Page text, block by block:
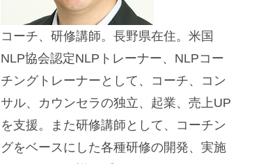
コーチ、研修講師。長野県在住。米国
NLP協会認定NLPトレーナー、NLPコー
チングトレーナーとして、コーチ、コン
サル、カウンセラの独立、起業、売上UP
を支援。また研修講師として、コーチン
グをベースにした各種研修の開発、実施